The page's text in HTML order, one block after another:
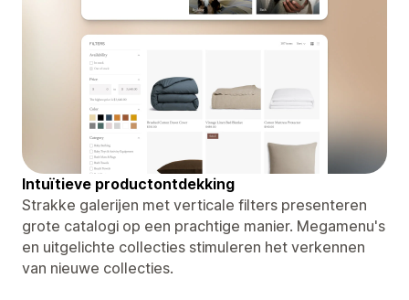
Intuïtieve productontdekking
Strakke galerijen met verticale filters presenteren
grote catalogi op een prachtige manier. Megamenu's
en uitgelichte collecties stimuleren het verkennen
van nieuwe collecties.